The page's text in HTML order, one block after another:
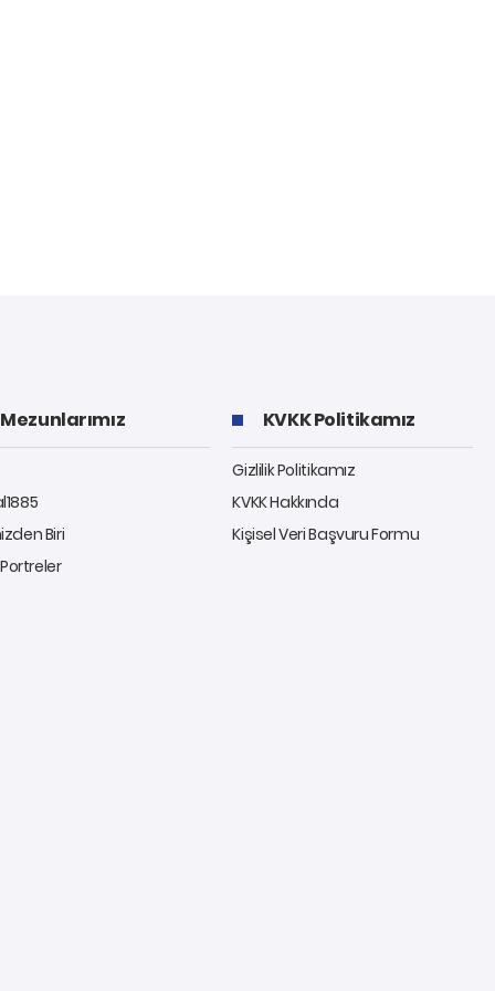
Mezunlarımız
Biri
Portreler
KVKK Politikamız
Gizlilik Politikamız
KVKK Hakkında
Kişisel Veri Başvuru Formu